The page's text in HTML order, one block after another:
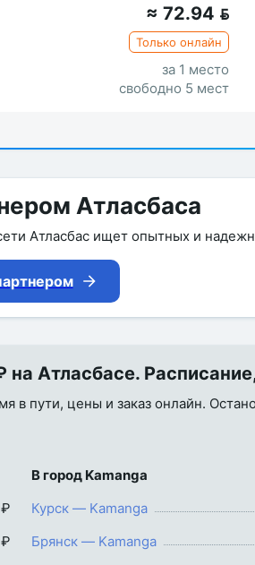
≈ 72.94 
Только онлайн
за 1 место
свободно 5 мест
Атласбаса
Атласбас ищет опытных и
Атласбасе.
в пути, цены и заказ онлайн.
В город Kamanga
Курск — Kamanga
Брянск — Kamanga